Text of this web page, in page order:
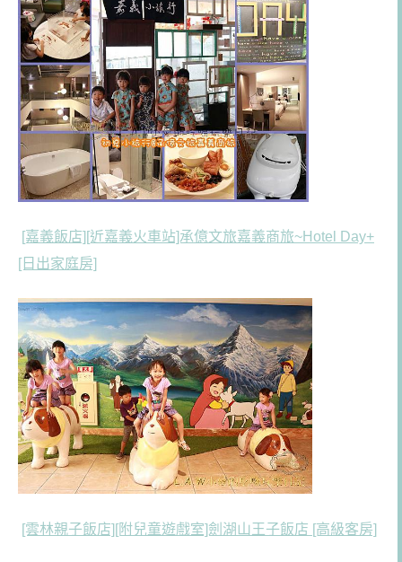
[嘉義飯店][近嘉義火車站]承億文旅嘉義商旅~Hotel Day+
[日出家庭房]
[雲林親子飯店][附兒童遊戲室]劍湖山王子飯店 [高級客房]